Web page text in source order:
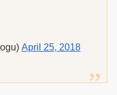
April 25, 2018